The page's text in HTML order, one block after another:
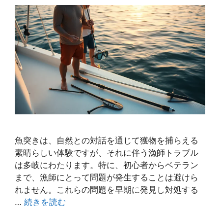
魚突きは、自然との対話を通じて獲物を捕らえる
素晴らしい体験ですが、それに伴う漁師トラブル
は多岐にわたります。特に、初心者からベテラン
まで、漁師にとって問題が発生することは避けら
れません。これらの問題を早期に発見し対処する
… 続きを読む